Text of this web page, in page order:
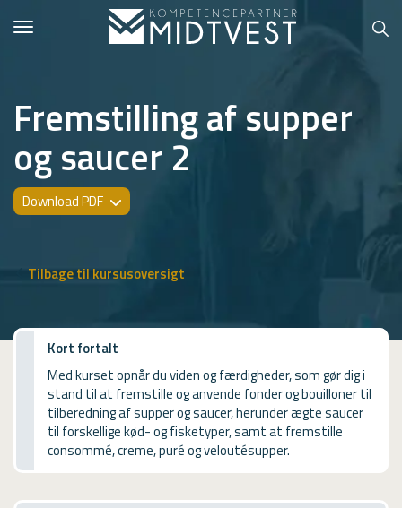
Hvem er vi?
Kontakt konsulent
ONLINE
USMA
Videoguides
Fremstilling af supper
og saucer 2
Download PDF
Tilbage til kursusoversigt
Kort fortalt
Med kurset opnår du viden og færdigheder, som gør dig i
stand til at fremstille og anvende fonder og bouilloner til
tilberedning af supper og saucer, herunder ægte saucer
til forskellige kød- og fisketyper, samt at fremstille
consommé, creme, puré og veloutésupper.